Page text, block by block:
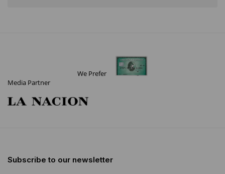
We Prefer
Media Partner
Subscribe to our newsletter